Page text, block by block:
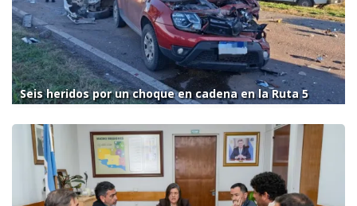
Seis heridos por un choque en cadena en la Ruta 5